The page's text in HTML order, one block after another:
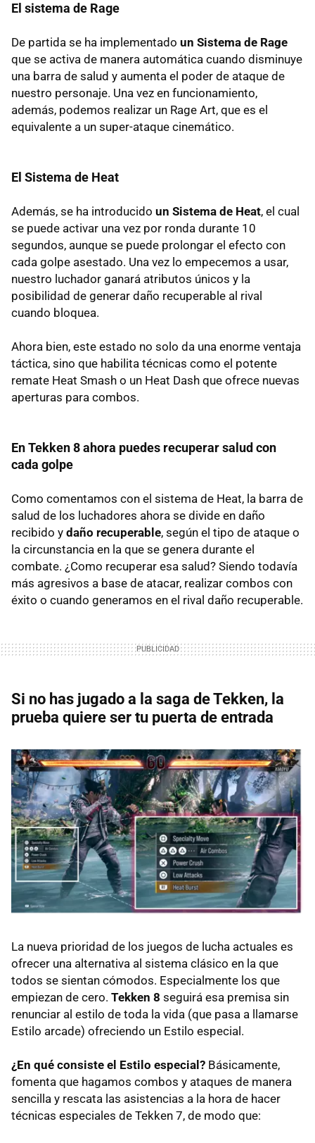
El sistema de Rage
De partida se ha implementado un Sistema de Rage
que se activa de manera automática cuando disminuye
una barra de salud y aumenta el poder de ataque de
nuestro personaje. Una vez en funcionamiento,
además, podemos realizar un Rage Art, que es el
equivalente a un super-ataque cinemático.
El Sistema de Heat
Además, se ha introducido un Sistema de Heat, el cual
se puede activar una vez por ronda durante 10
segundos, aunque se puede prolongar el efecto con
cada golpe asestado. Una vez lo empecemos a usar,
nuestro luchador ganará atributos únicos y la
posibilidad de generar daño recuperable al rival
cuando bloquea.
Ahora bien, este estado no solo da una enorme ventaja
táctica, sino que habilita técnicas como el potente
remate Heat Smash o un Heat Dash que ofrece nuevas
aperturas para combos.
En Tekken 8 ahora puedes recuperar salud con
cada golpe
Como comentamos con el sistema de Heat, la barra de
salud de los luchadores ahora se divide en daño
recibido y daño recuperable, según el tipo de ataque o
la circunstancia en la que se genera durante el
combate. ¿Como recuperar esa salud? Siendo todavía
más agresivos a base de atacar, realizar combos con
éxito o cuando generamos en el rival daño recuperable.
Si no has jugado a la saga de Tekken, la
prueba quiere ser tu puerta de entrada
La nueva prioridad de los juegos de lucha actuales es
ofrecer una alternativa al sistema clásico en la que
todos se sientan cómodos. Especialmente los que
empiezan de cero. Tekken 8 seguirá esa premisa sin
renunciar al estilo de toda la vida (que pasa a llamarse
Estilo arcade) ofreciendo un Estilo especial.
¿En qué consiste el Estilo especial? Básicamente,
fomenta que hagamos combos y ataques de manera
sencilla y rescata las asistencias a la hora de hacer
técnicas especiales de Tekken 7, de modo que: